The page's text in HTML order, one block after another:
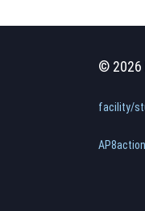
© 2026
facility/